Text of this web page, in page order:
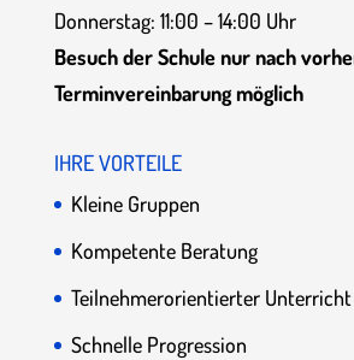
Donnerstag: 11:00 – 14:00 Uhr
Besuch der Schule nur nach
Terminvereinbarung möglich
IHRE VORTEILE
Kleine Gruppen
Kompetente Beratung
Teilnehmerorientierter Unterricht
Schnelle Progression